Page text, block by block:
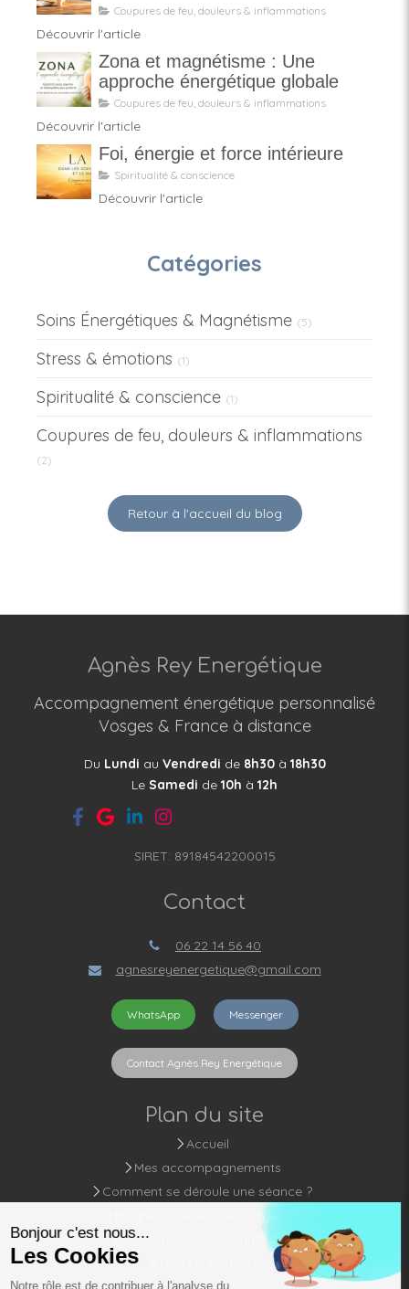
Coupures de feu, douleurs & inflammations
Découvrir l'article
Zona et magnétisme : Une
approche énergétique globale
Coupures de feu, douleurs & inflammations
Découvrir l'article
Foi, énergie et force intérieure
Spiritualité & conscience
Découvrir l'article
Catégories
Soins Énergétiques & Magnétisme (5)
Stress & émotions (1)
Spiritualité & conscience (1)
Coupures de feu, douleurs & inflammations
(2)
Retour à l'accueil du blog
Agnès Rey Energétique
Accompagnement énergétique personnalisé
Vosges & France à distance
Du Lundi au Vendredi de 8h30à 18h30
Le Samedi de 10h à 12h
SIRET: 89184542200015
Contact
06 22 14 56 40
agnesreyenergetique@gmail.com
WhatsApp Messenger
Contact Agnès Rey Energétique
Plan du site
Accueil
Mes accompagnements
Comment se déroule une séance ?
Magnétisme Naturel Conscient
Développer son magnétisme